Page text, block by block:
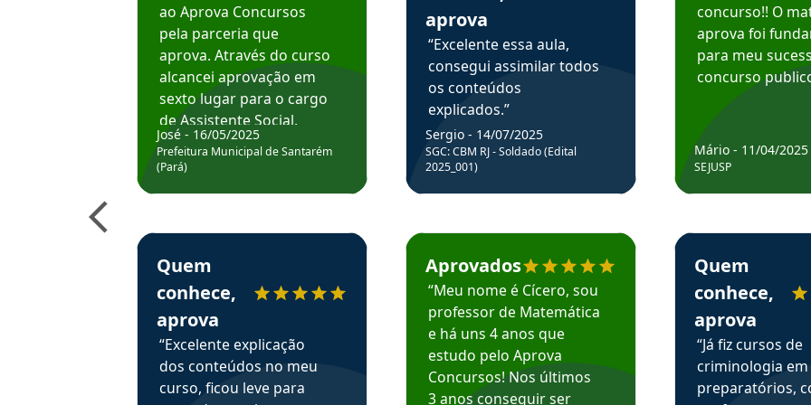
ao Aprova Concursos
pela parceria que
aprova. Através do curso
alcancei aprovação em
sexto lugar para o cargo
de Assistente Social.
Hoje estou atuando na
Prefeitura de Santarém.
José - 16/05/2025
Prefeitura Municipal de Santarém
(Pará)
Estudante Elais recomenda o Aprova Concursos em depoimento
Quem
conhece,
aprova
“Excelente explicação
dos conteúdos no meu
curso, ficou leve para
aprova
“Excelente essa aula,
consegui assimilar todos
os conteúdos
explicados.”
Sergio - 14/07/2025
SGC: CBM RJ - Soldado (Edital
2025_001)
Estudante Cicero recomenda o Aprova Concursos em depoimento
Aprovados
“Meu nome é Cícero, sou
professor de Matemática
e há uns 4 anos que
estudo pelo Aprova
Concursos! Nos últimos
3 anos conseguir ser
concurso!! O
aprova foi
para meu
concurso
Mário - 11/04/2025
SEJUSP
Estudante Henrique
Quem
conhece,
aprova
“Já fiz cursos de
criminologia em
preparatórios,